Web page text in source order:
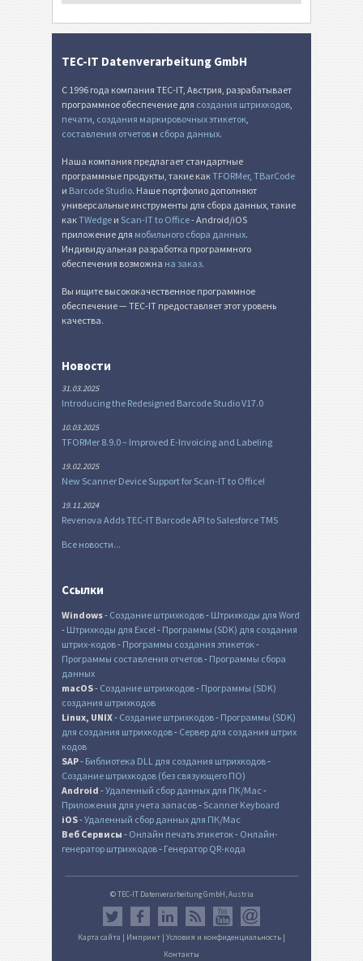
TEC-IT Datenverarbeitung GmbH
С 1996 года компания TEC-IT, Австрия, разрабатывает
программное обеспечение для создания штрихкодов,
печати, создания маркировочных этикеток,
составления отчетов и сбора данных.
Наша компания предлагает стандартные
программные продукты, такие какTFORMer, TBarCode
и Barcode Studio. Наше портфолио дополняют
универсальные инструменты для сбора данных, такие
какTWedge и Scan-IT to Office- Android/iOS
приложение для мобильного сбора данных.
Индивидуальная разработка программного
обеспечения возможна на заказ.
Вы ищите высококачественное программное
обеспечение — TEC-IT предоставляет этот уровень
качества.
Новости
31.03.2025
Introducing the Redesigned Barcode Studio V17.0
10.03.2025
TFORMer 8.9.0 – Improved E-Invoicing and Labeling
19.02.2025
New Scanner Device Support for Scan-IT to Office!
19.11.2024
Revenova Adds TEC-IT Barcode API to Salesforce TMS
Все новости...
Ссылки
Windows- Создание штрихкодов- Штрихкоды для Word
- Штрихкоды для Excel- Программы (SDK) для создания
штрих-кодов- Программы создания этикеток-
Программы составления отчетов- Программы сбора
данных
macOS- Создание штрихкодов- Программы (SDK)
создания штрихкодов
Linux, UNIX- Создание штрихкодов- Программы (SDK)
для создания штрихкодов- Сервер для создания штрих
кодов
SAP- Библиотека DLL для создания штрихкодов-
Создание штрихкодов (без связующего ПО)
Android -Удаленный сбор данных для ПК/Mac -
Приложения для учета запасов- Scanner Keyboard
iOS-Удаленный сбор данных для ПК/Mac
Веб Сервисы - Онлайн печать этикеток- Онлайн-
генератор штрихкодов- Генератор QR-кода
© TEC-IT Datenverarbeitung GmbH, Austria
Карта сайта | Импринт | Условия и конфиденциальность |
Контакты